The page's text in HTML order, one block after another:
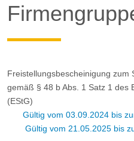
Freistellungsbescheinigung zum
gemäß § 48 b Abs. 1 Satz 1 des
(EStG)
Gültig vom 03.09.2024 bis
Gültig vom 21.05.2025 bis